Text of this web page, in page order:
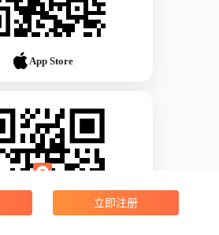
App Store
立即注册